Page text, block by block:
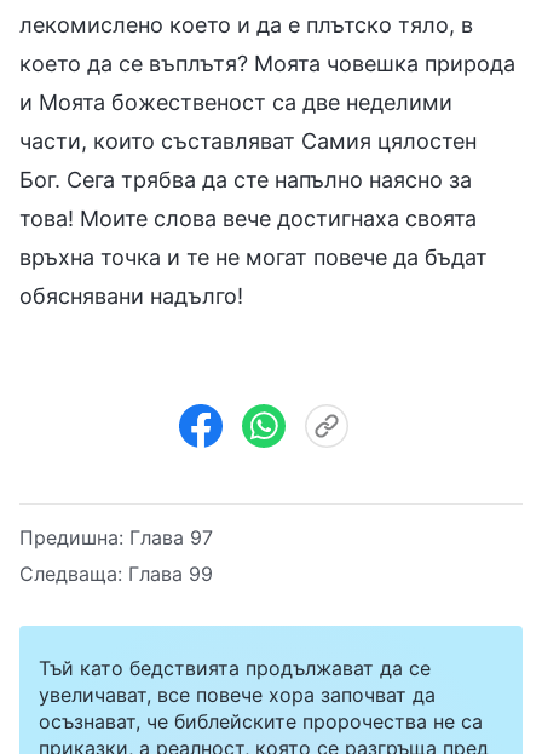
лекомислено което и да е плътско тяло, в
което да се въплътя? Моята човешка природа
и Моята божественост са две неделими
части, които съставляват Самия цялостен
Бог. Сега трябва да сте напълно наясно за
това! Моите слова вече достигнаха своята
връхна точка и те не могат повече да бъдат
обяснявани надълго!
Предишна: Глава 97
Следваща: Глава 99
Тъй като бедствията продължават да се
увеличават, все повече хора започват да
осъзнават, че библейските пророчества не са
приказки, а реалност, която се разгръща пред